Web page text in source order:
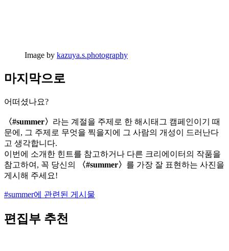
Image by kazuya.s.photography
마지막으로
어떠셨나요?
〈#summer〉 라는 계절을 주제로 한 해시태그 캠페인이기 때
문에, 그 주제로 무엇을 찍을지에 그 사람의 개성이 드러난다
고 생각합니다.
이번에 소개한 힌트를 참고하거나 다른 크리에이터의 작품을
참고하여, 꼭 당신의
〈#summer〉 를 가장 잘 표현하는 사진을
게시해 주세요!
#summer에 관련된 게시물
편집부 추천